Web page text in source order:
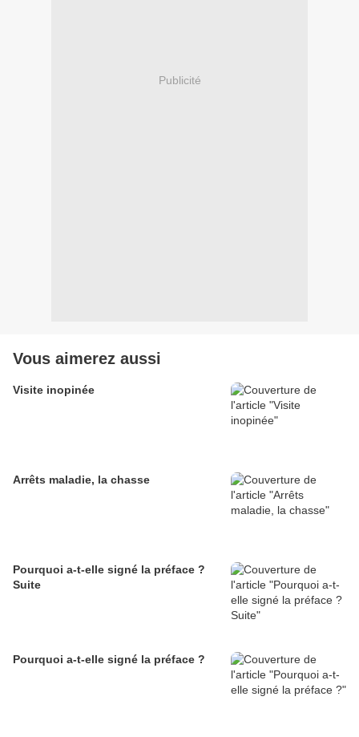
Publicité
Vous aimerez aussi
Visite inopinée
Arrêts maladie, la chasse
Pourquoi a-t-elle signé la préface ?
Suite
Pourquoi a-t-elle signé la préface ?